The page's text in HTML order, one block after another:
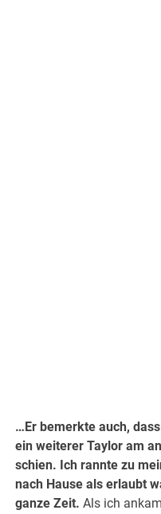
…Er bemerkte auch,
ein weiterer Taylor am
schien. Ich rannte zu
nach Hause als erlaubt
ganze Zeit. Als ich